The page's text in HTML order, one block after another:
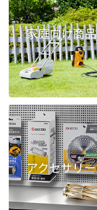
家庭向け商品
アクセサリー